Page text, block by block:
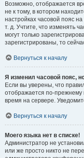
Возможно, отображается
не к тому, в котором
настройках часовой пояс
т. д. Учтите, что изменять
могут только
зарегистрированы, то
Вернуться к началу
Я изменил часовой пояс,
Если вы уверены, что
отображается по-прежнему
время на сервере.
Вернуться к началу
Моего языка нет в списке!
Администратор не
или же просто никто не